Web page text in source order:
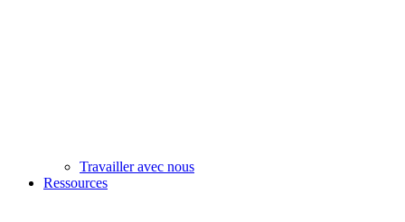
Travailler avec nous
Ressources